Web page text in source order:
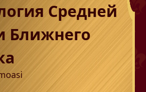
Средней
Ближнего